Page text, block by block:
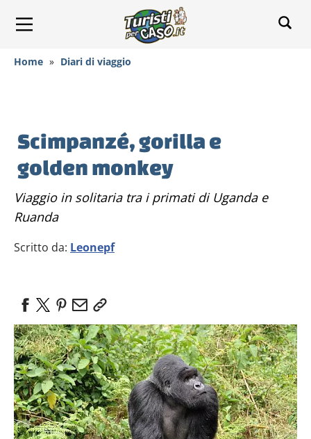
Home » Diari di viaggio
Scimpanzé, gorilla e
golden monkey
Viaggio in solitaria tra i primati di Uganda e
Ruanda
Scritto da: Leonepf